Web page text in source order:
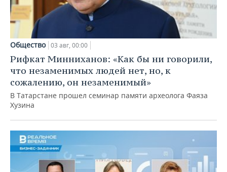
Общество 03 авг, 00:00
Рифкат Минниханов: «Как бы ни говорили,
что незаменимых людей нет, но, к
сожалению, он незаменимый»
В Татарстане прошел семинар памяти археолога Фаяза
Хузина